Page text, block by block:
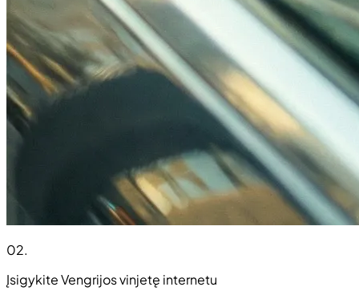
02.
Įsigykite Vengrijos vinjetę internetu